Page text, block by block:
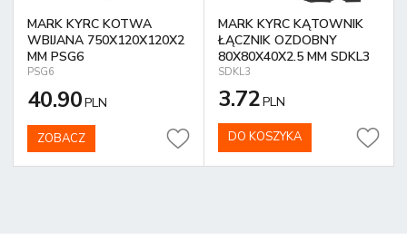
MARK KYRC KOTWA
WBIJANA 750X120X120X2
MM PSG6
PSG6
40.90PLN
ZOBACZ
MARK KYRC KĄTOWNIK
ŁĄCZNIK OZDOBNY
80X80X40X2.5 MM SDKL3
SDKL3
3.72PLN
DO KOSZYKA